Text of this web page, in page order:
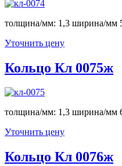
толщина/мм: 1,3 ширина/мм
Уточнить цену
Кольцо Кл 0075ж
толщина/мм: 1,3 ширина/мм
Уточнить цену
Кольцо Кл 0076ж